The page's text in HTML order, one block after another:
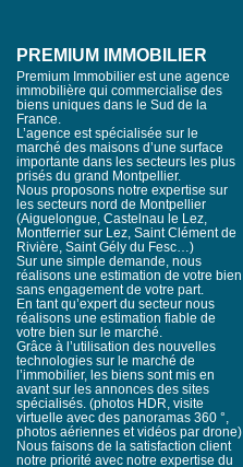
PREMIUM IMMOBILIER
Premium Immobilier est une agence
immobilière qui commercialise des
biens uniques dans le Sud de la
France.
L’agence est spécialisée sur le
marché des maisons d’une surface
importante dans les secteurs les plus
prisés du grand Montpellier.
Nous proposons notre expertise sur
les secteurs nord de Montpellier
(Aiguelongue, Castelnau le Lez,
Montferrier sur Lez, Saint Clément de
Rivière, Saint Gély du Fesc…)
Sur une simple demande, nous
réalisons une estimation de votre bien
sans engagement de votre part.
En tant qu’expert du secteur nous
réalisons une estimation fiable de
votre bien sur le marché.
Grâce à l’utilisation des nouvelles
technologies sur le marché de
l’immobilier, les biens sont mis en
avant sur les annonces des sites
spécialisés. (photos HDR, visite
virtuelle avec des panoramas 360 °,
photos aériennes et vidéos par drone)
Nous faisons de la satisfaction client
notre priorité avec notre expertise du